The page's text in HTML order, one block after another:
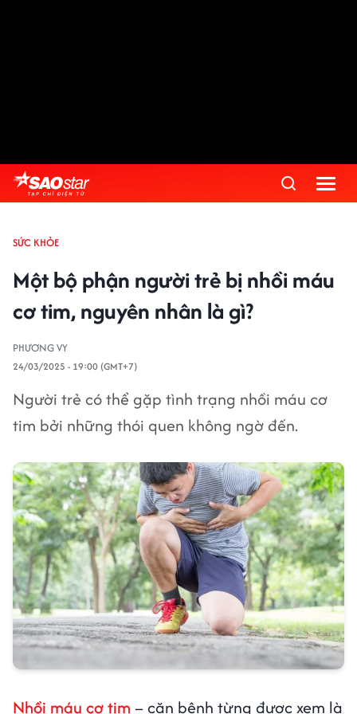
SỨC KHỎE
Một bộ phận người trẻ bị nhồi máu
cơ tim, nguyên nhân là gì?
PHƯƠNG VY
24/03/2025 - 19:00 (GMT+7)
Người trẻ có thể gặp tình trạng nhồi máu cơ
tim bởi những thói quen không ngờ đến.
Nhồi máu cơ tim – căn bệnh từng được xem là